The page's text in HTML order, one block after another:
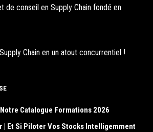
de conseil en Supply Chain fondé en
Chain en un atout concurrentiel !
Catalogue Formations 2026
| Et Si Piloter Vos Stocks Intelligemment